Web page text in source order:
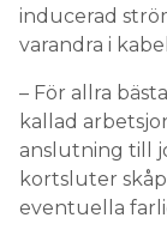
inducerad
varandra i
– För allra
kallad
anslutning till
kortsluter
eventuella